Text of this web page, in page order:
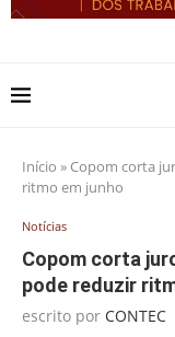
Início » Copom corta
ritmo em junho
Notícias
Copom corta
pode reduzir
escrito por CONTEC